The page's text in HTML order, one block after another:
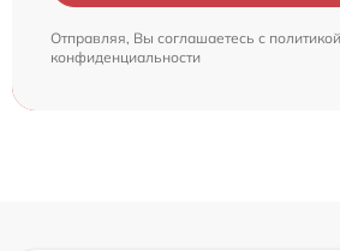
Отправляя, Вы соглашаетесь с политикой
конфиденциальности